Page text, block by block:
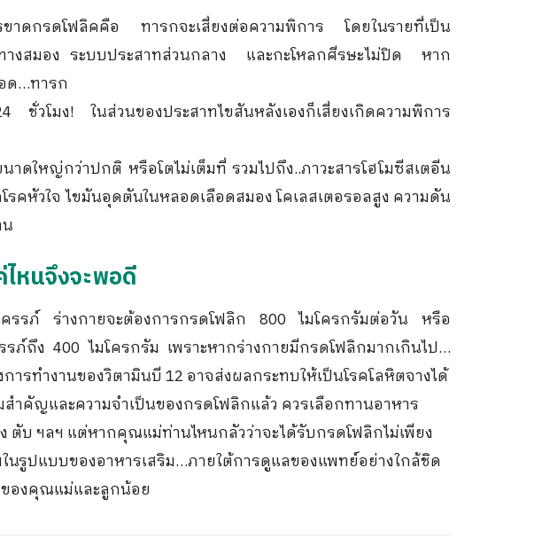
ขาดกรดโฟลิคคือ ทารกจะเสี่ยงต่อความพิการ โดยในรายที่เป็น
างสมอง ระบบประสาทส่วนกลาง และกะโหลกศีรษะไม่ปิด หาก
ด…ทารก
ชั่วโมง! ในส่วนของประสาทไขสันหลังเองก็เสี่ยงเกิดความพิการ
าดใหญ่กว่าปกติ หรือโตไม่เต็มที่ รวมไปถึง..ภาวะสารโฮโมซีสเตอีน
รคหัวใจ ไขมันอุดตันในหลอดเลือดสมอง โคเลสเตอรอลสูง ความดัน
ไหนจึงจะพอดี
รรภ์ ร่างกายจะต้องการกรดโฟลิก 800 ไมโครกรัมต่อวัน หรือ
ภ์ถึง 400 ไมโครกรัม เพราะหากร่างกายมีกรดโฟลิกมากเกินไป…
ารทำงานของวิตามินบี 12 อาจส่งผลกระทบให้เป็นโรคโลหิตจางได้
สำคัญและความจำเป็นของกรดโฟลิกแล้ว ควรเลือกทานอาหาร
ตับ ฯลฯ แต่หากคุณแม่ท่านไหนกลัวว่าจะได้รับกรดโฟลิกไม่เพียง
นรูปแบบของอาหารเสริม…ภายใต้การดูแลของแพทย์อย่างใกล้ชิด
องคุณแม่และลูกน้อย